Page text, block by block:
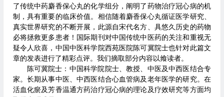
了传统中药麝香保心丸的化学组分，阐明了药物治疗冠心病的机
制，具有重要的临床价值。相信随着麝香保心丸循证医学研究、
真实世界研究的不断开展，此源自宋代名方、具悠久历史的药物
必将拯救更多患者！国际期刊对中国传统中医药的关注和重视无
疑令人欣喜，中国中医科学院西苑医院陈可冀院士也针对此篇文
章的发表进行了精彩点评。我们摘取部分内容以飨读者。
陈可冀院士：中国科学院院士、教授、中医及中西医结合专
家。长期从事中医、中西医结合心血管病及老年医学的研究。在
活血化瘀及芳香温通方药治疗冠心病的理论及疗效研究等方面均